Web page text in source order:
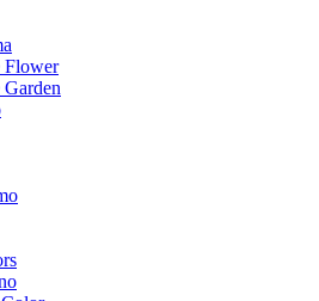
Flower
Garden